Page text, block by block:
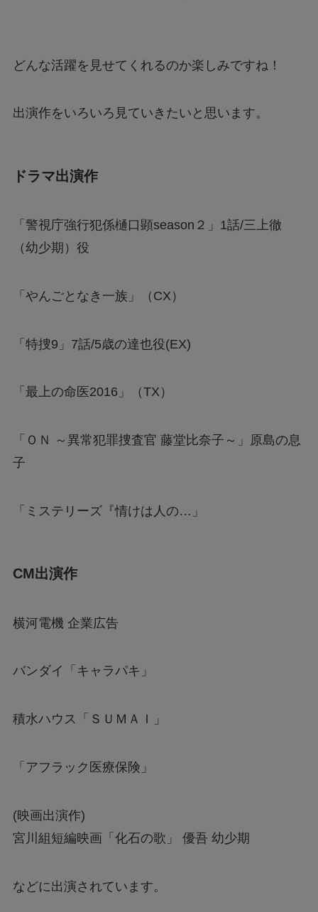
どんな活躍を見せてくれるのか楽しみですね！
出演作をいろいろ見ていきたいと思います。
ドラマ出演作
「警視庁強行犯係樋口顕season２」1話/三上徹
（幼少期）役
「やんごとなき一族」（CX）
「特捜9」7話/5歳の達也役(EX)
「最上の命医2016」（TX）
「ＯＮ ～異常犯罪捜査官 藤堂比奈子～」原島の息
子
「ミステリーズ『情けは人の…」
CM出演作
横河電機 企業広告
バンダイ「キャラパキ」
積水ハウス「ＳＵＭＡＩ」
「アフラック医療保険」
(映画出演作)
宮川組短編映画「化石の歌」 優吾 幼少期
などに出演されています。